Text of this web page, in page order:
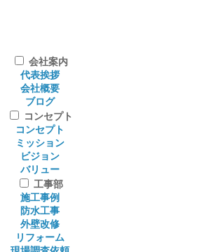
会社案内
代表挨拶
会社概要
ブログ
コンセプト
コンセプト
ミッション
ビジョン
バリュー
工事部
施工事例
防水工事
外壁改修
リフォーム